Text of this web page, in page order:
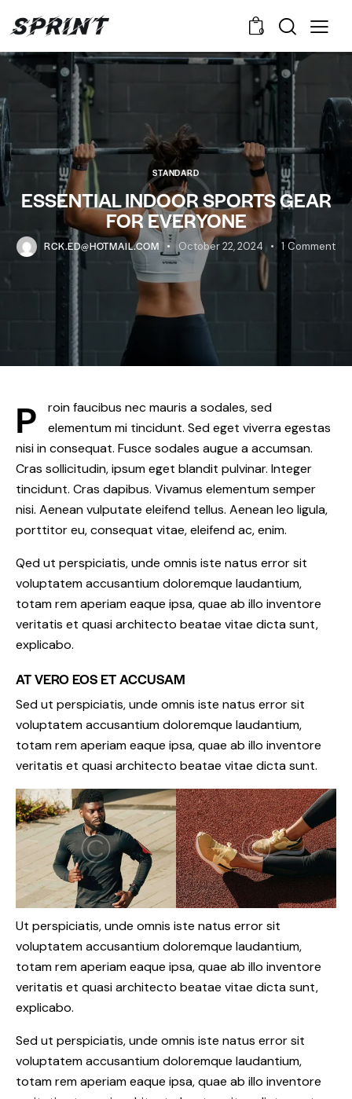
0
STANDARD
ESSENTIAL INDOOR SPORTS GEAR
FOR EVERYONE
RCK.ED@HOTMAIL.COM October 22, 2024 1 Comment
P
roin faucibus nec mauris a sodales, sed
elementum mi tincidunt. Sed eget viverra egestas
nisi in consequat. Fusce sodales augue a accumsan.
Cras sollicitudin, ipsum eget blandit pulvinar. Integer
tincidunt. Cras dapibus. Vivamus elementum semper
nisi. Aenean vulputate eleifend tellus. Aenean leo ligula,
porttitor eu, consequat vitae, eleifend ac, enim.
Qed ut perspiciatis, unde omnis iste natus error sit
voluptatem accusantium doloremque laudantium,
totam rem aperiam eaque ipsa, quae ab illo inventore
veritatis et quasi architecto beatae vitae dicta sunt,
explicabo.
AT VERO EOS ET ACCUSAM
Sed ut perspiciatis, unde omnis iste natus error sit
voluptatem accusantium doloremque laudantium,
totam rem aperiam eaque ipsa, quae ab illo inventore
veritatis et quasi architecto beatae vitae dicta sunt.
Ut perspiciatis, unde omnis iste natus error sit
voluptatem accusantium doloremque laudantium,
totam rem aperiam eaque ipsa, quae ab illo inventore
veritatis et quasi architecto beatae vitae dicta sunt,
explicabo.
Sed ut perspiciatis, unde omnis iste natus error sit
voluptatem accusantium doloremque laudantium,
totam rem aperiam eaque ipsa, quae ab illo inventore